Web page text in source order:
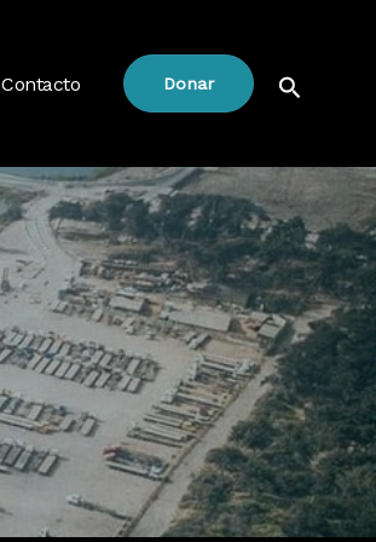
Contacto Donar Buscar